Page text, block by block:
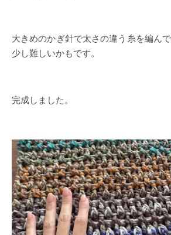
大きめのかぎ針で太さの違う糸を編ん
少し難しいかもです。
完成しました。